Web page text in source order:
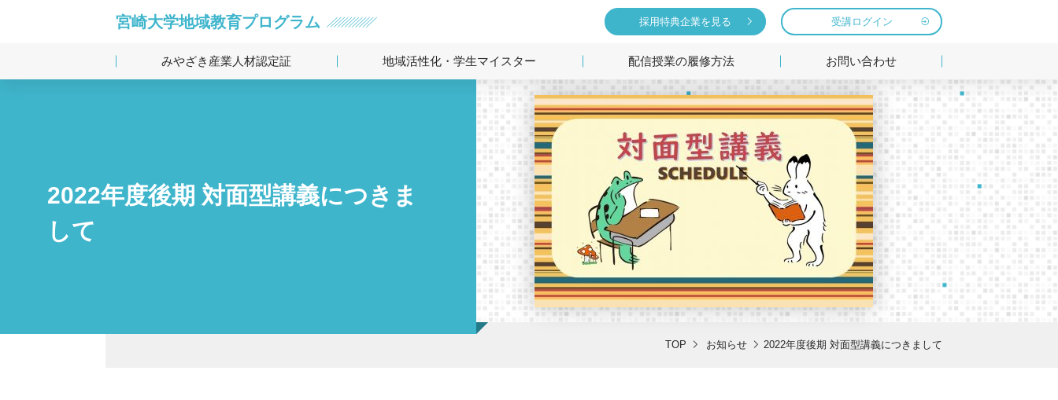
宮崎大学地域教育プログラム 採用特典企業を見る 受講ログイン
みやざき産業人材認定証 地域活性化・学生マイスター 配信授業の履修方法 お問い合わせ
2022年度後期 対面型講義につきま
して
TOP お知らせ 2022年度後期 対面型講義につきまして